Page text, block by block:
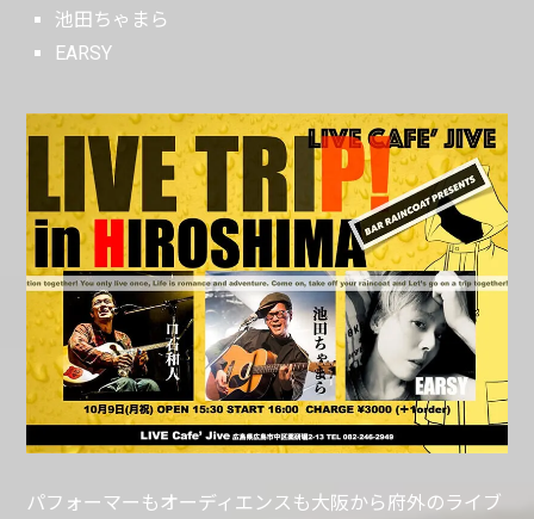
池田ちゃまら
EARSY
パフォーマーもオーディエンスも大阪から府外のライブ